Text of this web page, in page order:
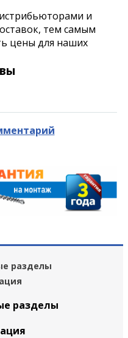
и
тем самым
цены для наших
разделы
разделы